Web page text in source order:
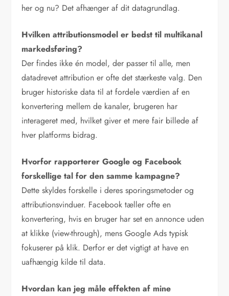
her og nu? Det afhænger af dit datagrundlag.
Hvilken attributionsmodel er bedst til multikanal
markedsføring?
Der findes ikke én model, der passer til alle, men
datadrevet attribution er ofte det stærkeste valg. Den
bruger historiske data til at fordele værdien af en
konvertering mellem de kanaler, brugeren har
interageret med, hvilket giver et mere fair billede af
hver platforms bidrag.
Hvorfor rapporterer Google og Facebook
forskellige tal for den samme kampagne?
Dette skyldes forskelle i deres sporingsmetoder og
attributionsvinduer. Facebook tæller ofte en
konvertering, hvis en bruger har set en annonce uden
at klikke (view-through), mens Google Ads typisk
fokuserer på klik. Derfor er det vigtigt at have en
uafhængig kilde til data.
Hvordan kan jeg måle effekten af mine